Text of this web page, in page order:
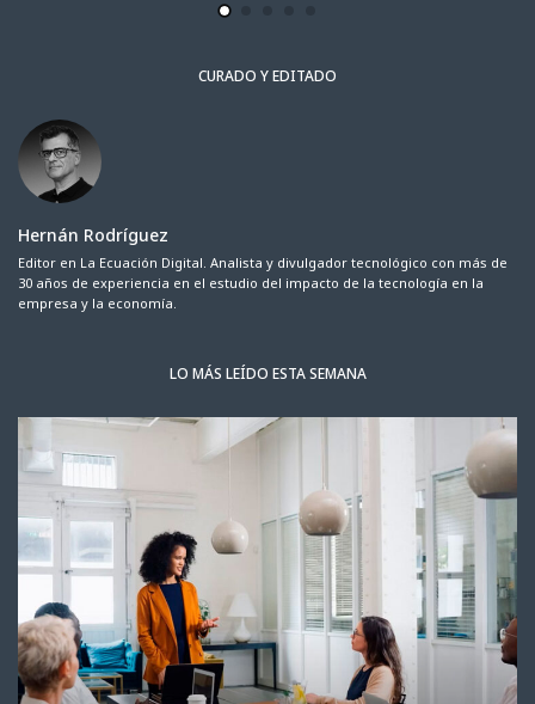
CURADO Y EDITADO
Hernán Rodríguez
Editor en La Ecuación Digital. Analista y divulgador tecnológico con más de
30 años de experiencia en el estudio del impacto de la tecnología en la
empresa y la economía.
LO MÁS LEÍDO ESTA SEMANA